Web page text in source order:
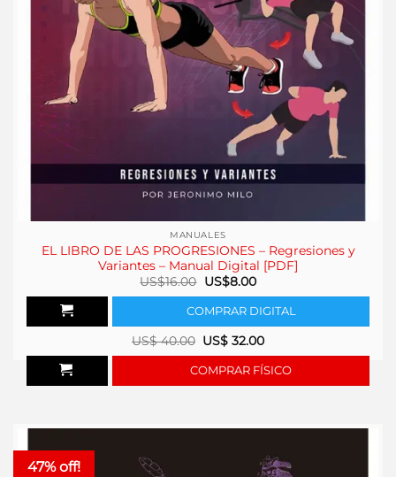
MANUALES
EL LIBRO DE LAS PROGRESIONES – Regresiones y
Variantes – Manual Digital [PDF]
US$16.00 El
precio
original
era:
US$16.00.
US$8.00El
actual
es:
US$8.00.
COMPRAR DIGITAL
US$40.00 US$32.00
COMPRAR FÍSICO
47% off!